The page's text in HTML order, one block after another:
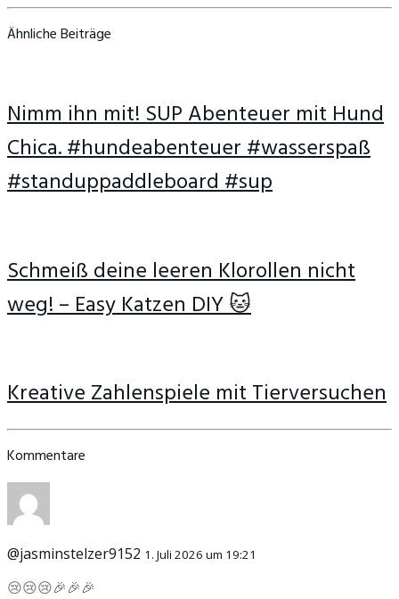
Ähnliche Beiträge
Nimm ihn mit! SUP Abenteuer mit Hund
Chica. #hundeabenteuer #wasserspaß
#standuppaddleboard #sup
Schmeiß deine leeren Klorollen nicht
weg! – Easy Katzen DIY 🐱
Kreative Zahlenspiele mit Tierversuchen
Kommentare
@jasminstelzer9152 1. Juli 2026 um 19:21
😢😢😢🎉🎉🎉